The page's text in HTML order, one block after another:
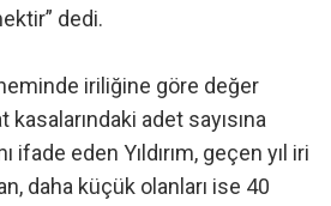
dedi.
iriliğine göre değer
adet sayısına
ifade eden Yıldırım, geçen yıl iri
daha küçük olanları ise 40